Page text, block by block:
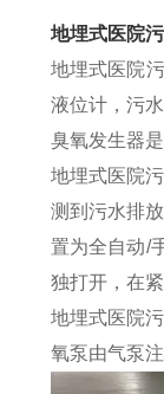
地埋式医院
地埋式医院
液位计，污
臭氧发生器
地埋式医院
测到污水排
置为全自动/
独打开，在
地埋式医院
氧泵由气泵